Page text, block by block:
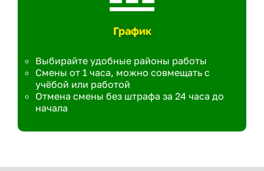
График
Выбирайте удобные районы работы
Смены от 1 часа, можно совмещать с
учёбой или работой
Отмена смены без штрафа за 24 часа до
начала